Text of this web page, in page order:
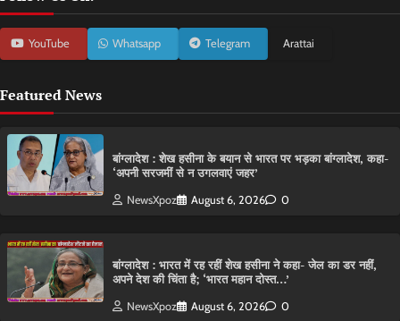
YouTube Whatsapp Telegram Arattai
Featured News
बांग्लादेश : शेख हसीना के बयान से भारत पर भड़का बांग्लादेश, कहा-
‘अपनी सरजमीं से न उगलवाएं जहर’
NewsXpoz August 6, 2026 0
बांग्लादेश : भारत में रह रहीं शेख हसीना ने कहा- जेल का डर नहीं,
अपने देश की चिंता है; ‘भारत महान दोस्त…’
NewsXpoz August 6, 2026 0